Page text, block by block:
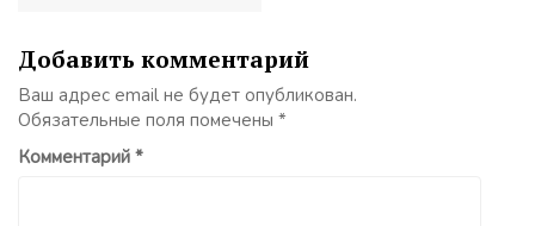
Добавить комментарий
Ваш адрес email не будет опубликован.
Обязательные поля помечены *
Комментарий *